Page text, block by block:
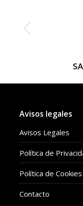
entre
Avisos legales
Avisos Legales
Política de
Política de Cookies
Contacto